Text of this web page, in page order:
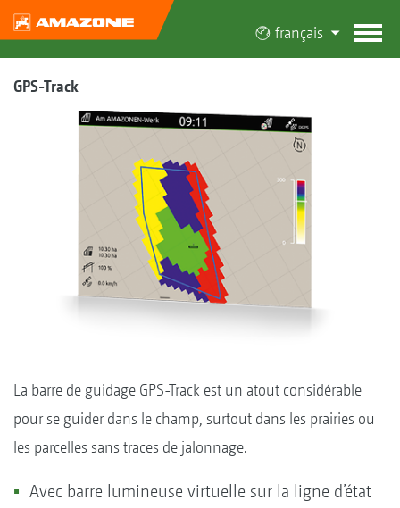
français
GPS-Track
La barre de guidage GPS-Track est un atout considérable
pour se guider dans le champ, surtout dans les prairies ou
les parcelles sans traces de jalonnage.
Avec barre lumineuse virtuelle sur la ligne d’état